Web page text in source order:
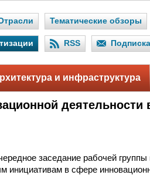
Тематические обзоры
RSS Подписка
и инфраструктура
деятельности
заседание рабочей
инициативам в сфере